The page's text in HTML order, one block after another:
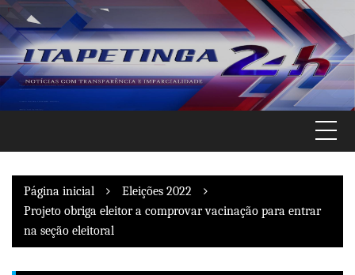
Pular
para
o
conteúdo
Página inicial
Eleições 2022
Projeto obriga eleitor a comprovar vacinação para entrar
na seção eleitoral